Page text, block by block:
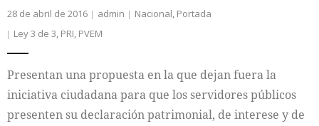
28 de abril de 2016 admin Nacional, Portada
Ley 3 de 3, PRI, PVEM
Presentan una propuesta en la que dejan fuera la
iniciativa ciudadana para que los servidores públicos
presenten su declaración patrimonial, de interese y de